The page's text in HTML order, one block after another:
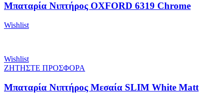
Μπαταρία Νιπτήρος OXFORD 6319 Chrome
Wishlist
Wishlist
ΖΗΤΗΣΤΕ ΠΡΟΣΦΟΡΑ
Μπαταρία Νιπτήρος Μεσαία SLIM White Matt